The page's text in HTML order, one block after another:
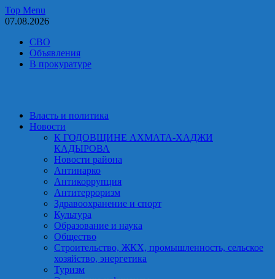
Skip
to
Top Menu
07.08.2026
СВО
Объявления
В прокуратуре
Власть и политика
Новости
К ГОДОВЩИНЕ АХМАТА-ХАДЖИ
КАДЫРОВА
Новости района
Антинарко
Антикоррупция
Антитерроризм
Здравоохранение и спорт
Культура
Образование и наука
Общество
Строительство, ЖКХ, промышленность, сельское
хозяйство, энергетика
Туризм